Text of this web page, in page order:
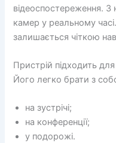
відеоспостереження.
камер у реальному
залишається чіткою
Пристрій підходить для
Його легко брати з
на зустрічі;
на конференції;
у подорожі.